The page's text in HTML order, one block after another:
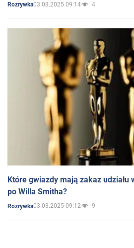
Rozrywka03.03.2025 09:14 4
Które gwiazdy mają zakaz
po Willa Smitha?
Rozrywka03.03.2025 09:12 9